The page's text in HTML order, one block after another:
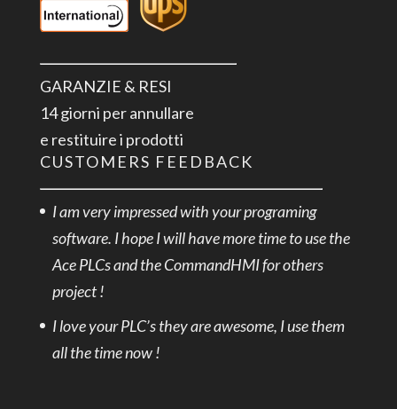
GARANZIE & RESI
14 giorni per annullare
e restituire i prodotti
CUSTOMERS FEEDBACK
I am very impressed with your programing
software. I hope I will have more time to use the
Ace PLCs and the CommandHMI for others
project !
I love your PLC’s they are awesome, I use them
all the time now !